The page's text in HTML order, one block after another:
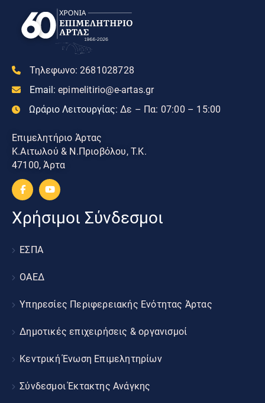
Τηλεφωνο: 2681028728
Email: epimelitirio@e-artas.gr
Ωράριο Λειτουργίας: Δε – Πα: 07:00 – 15:00
Επιμελητήριο Άρτας
Κ.Αιτωλού & Ν.Πριοβόλου, Τ.Κ.
47100, Άρτα
Χρήσιμοι Σύνδεσμοι
ΕΣΠΑ
ΟΑΕΔ
Υπηρεσίες Περιφερειακής Ενότητας Άρτας
Δημοτικές επιχειρήσεις & οργανισμοί
Κεντρική Ένωση Επιμελητηρίων
Σύνδεσμοι Έκτακτης Ανάγκης